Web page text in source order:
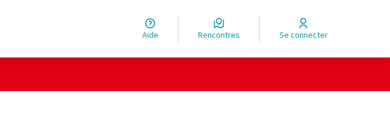
Aide Rencontres Se connecter